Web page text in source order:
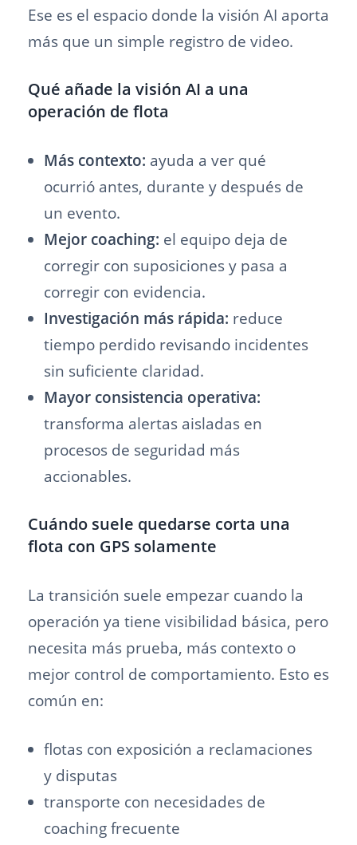
Ese es el espacio donde la visión AI aporta
más que un simple registro de video.
Qué añade la visión AI a una
operación de flota
Más contexto: ayuda a ver qué
ocurrió antes, durante y después de
un evento.
Mejor coaching: el equipo deja de
corregir con suposiciones y pasa a
corregir con evidencia.
Investigación más rápida: reduce
tiempo perdido revisando incidentes
sin suficiente claridad.
Mayor consistencia operativa:
transforma alertas aisladas en
procesos de seguridad más
accionables.
Cuándo suele quedarse corta una
flota con GPS solamente
La transición suele empezar cuando la
operación ya tiene visibilidad básica, pero
necesita más prueba, más contexto o
mejor control de comportamiento. Esto es
común en:
flotas con exposición a reclamaciones
y disputas
transporte con necesidades de
coaching frecuente